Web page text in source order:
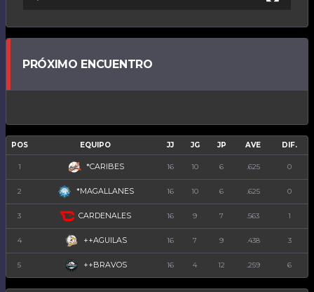
PRÓXIMO ENCUENTRO
POS EQUIPO JJ JG JP AVE DIF.
1 *CARIBES 16 10 6 .625 0
2 *MAGALLANES 16 10 6 .625 0
3 CARDENALES 16 9 7 .563 1
4 ++AGUILAS 16 7 9 .438 3
5 ++BRAVOS 16 4 12 .259 6